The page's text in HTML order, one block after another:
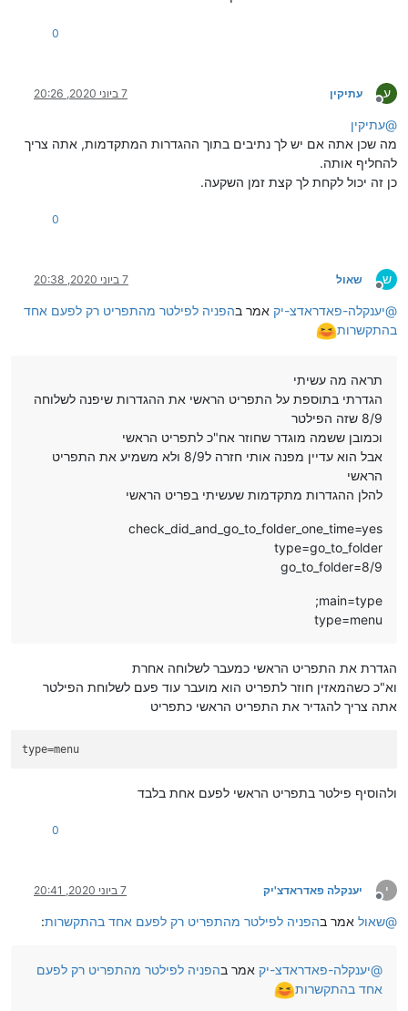
0
ע
מנותק
עתיקין 7 ביוני 2020, 20:26
@עתיקין
מה שכן אתה אם יש לך נתיבים בתוך ההגדרות המתקדמות, אתה צריך
להחליף אותה.
כן זה יכול לקחת לך קצת זמן השקעה.
0
ש
מנותק
שאול 7 ביוני 2020, 20:38
@יענקלה-פאדראדצ-יק אמר בהפניה לפילטר מהתפריט רק לפעם אחד
בהתקשרות
תראה מה עשיתי
הגדרתי בתוספת על התפריט הראשי את ההגדרות שיפנה לשלוחה
8/9 שזה הפילטר
וכמובן ששמה מוגדר שחוזר אח"כ לתפריט הראשי
אבל הוא עדיין מפנה אותי חזרה ל8/9 ולא משמיע את התפריט
הראשי
להלן ההגדרות מתקדמות שעשיתי בפריט הראשי
check_did_and_go_to_folder_one_time=yes
type=go_to_folder
go_to_folder=8/9
;main=type
type=menu
הגדרת את התפריט הראשי כמעבר לשלוחה אחרת
וא"כ כשהמאזין חוזר לתפריט הוא מועבר עוד פעם לשלוחת הפילטר
אתה צריך להגדיר את התפריט הראשי כתפריט
type=menu
ולהוסיף פילטר בתפריט הראשי לפעם אחת בלבד
0
י
מנותק
יענקלה פאדראדצ'יק 7 ביוני 2020, 20:41
@שאול אמר בהפניה לפילטר מהתפריט רק לפעם אחד בהתקשרות:
@יענקלה-פאדראדצ-יק אמר בהפניה לפילטר מהתפריט רק לפעם
אחד בהתקשרות